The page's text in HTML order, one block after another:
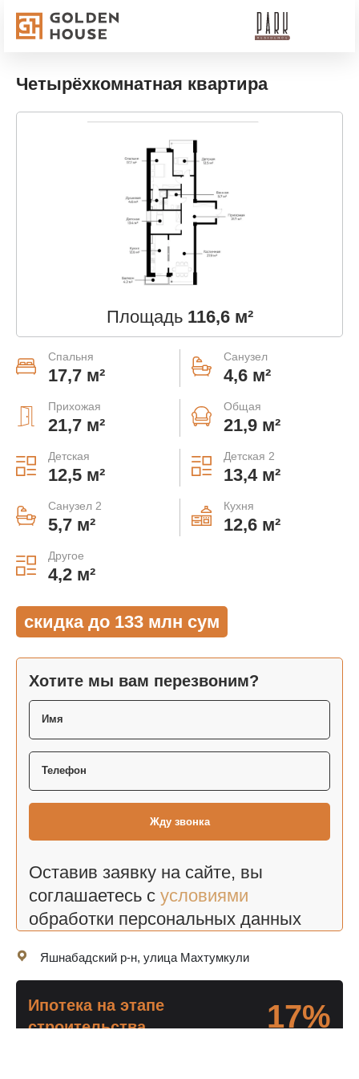
Четырёхкомнатная квартира
Площадь 116,6 м²
Спальня
17,7 м²
Санузел
4,6 м²
Прихожая
21,7 м²
Общая
21,9 м²
Детская
12,5 м²
Детская 2
13,4 м²
Санузел 2
5,7 м²
Кухня
12,6 м²
Другое
4,2 м²
скидка до 133 млн сум
Хотите мы вам перезвоним?
Оставив заявку на сайте, вы
соглашаетесь с условиями
обработки персональных данных
Яшнабадский р-н, улица Махтумкули
Ипотека на этапе
строительства
17%